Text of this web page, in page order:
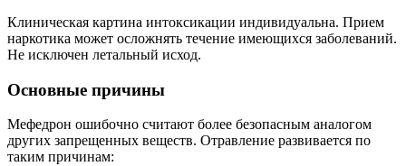
Клиническая картина интоксикации индивидуальна. Прием
наркотика может осложнять течение имеющихся заболеваний.
Не исключен летальный исход.
Основные причины
Мефедрон ошибочно считают более безопасным аналогом
других запрещенных веществ. Отравление развивается по
таким причинам: